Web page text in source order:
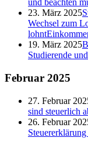
und beachten
23. März 2025
Wechsel zum
lohnt
19. März 2025
Studierende
Februar 2025
27. Februar
sind steuerlich
26. Februar